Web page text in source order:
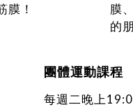
膜！
膜
的
團體運動課程
每週二晚上